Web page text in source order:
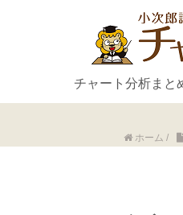
チャート分析まと
ホーム /